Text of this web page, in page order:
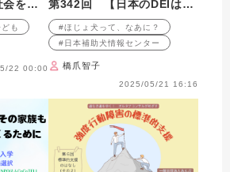
をつ
大学入
感
も
22 00:00
第342回 【日本のDEIは遅
れている・・・】
#ほじょ犬って、なあに？
#日本補助犬情報センター
橋爪智子
2025/05/21 16:16